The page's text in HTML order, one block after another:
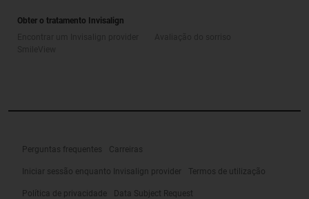
Obter o tratamento Invisalign
Perguntas frequentes Carreiras
Iniciar sessão enquanto Invisalign provider Termos de utilização
Política de privacidade Data Subject Request